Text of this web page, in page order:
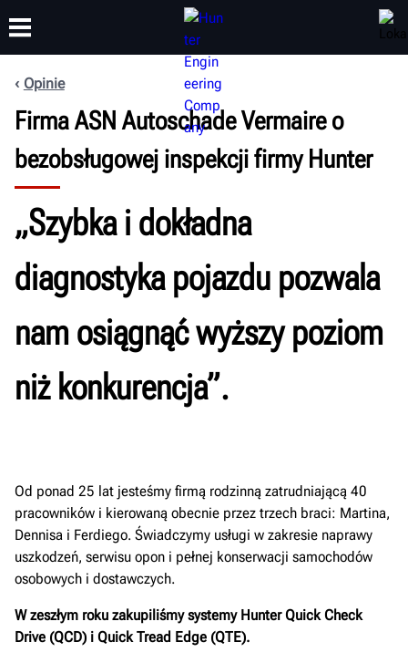
PRODUKTY WSPARCIE
SZKOLENIA
O NAS
Opinie
Firma ASN Autoschade Vermaire o
bezobsługowej inspekcji firmy Hunter
„Szybka i dokładna
diagnostyka pojazdu pozwala
nam osiągnąć wyższy poziom
niż konkurencja”.
Od ponad 25 lat jesteśmy firmą rodzinną zatrudniającą 40
pracowników i kierowaną obecnie przez trzech braci: Martina,
Dennisa i Ferdiego. Świadczymy usługi w zakresie naprawy
uszkodzeń, serwisu opon i pełnej konserwacji samochodów
osobowych i dostawczych.
W zeszłym roku zakupiliśmy systemy Hunter Quick Check
Drive (QCD) i Quick Tread Edge (QTE).